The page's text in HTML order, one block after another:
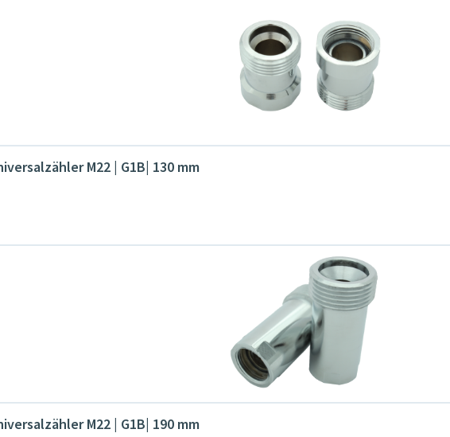
M22 | G1B| 130 mm
M22 | G1B| 190 mm